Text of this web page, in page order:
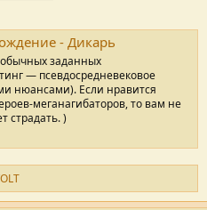
- Дикарь
заданных
— псевдосредневековое
нюансами). Если нравится
меганагибаторов, то вам не
страдать. )